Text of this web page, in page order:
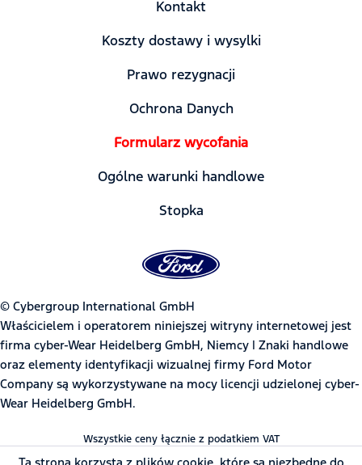
Kontakt
Koszty dostawy i wysylki
Prawo rezygnacji
Ochrona Danych
Formularz wycofania
Ogólne warunki handlowe
Stopka
© Cybergroup International GmbH
Właścicielem i operatorem niniejszej witryny internetowej jest
firma cyber-Wear Heidelberg GmbH, Niemcy | Znaki handlowe
oraz elementy identyfikacji wizualnej firmy Ford Motor
Company są wykorzystywane na mocy licencji udzielonej cyber-
Wear Heidelberg GmbH.
Wszystkie ceny łącznie z podatkiem VAT